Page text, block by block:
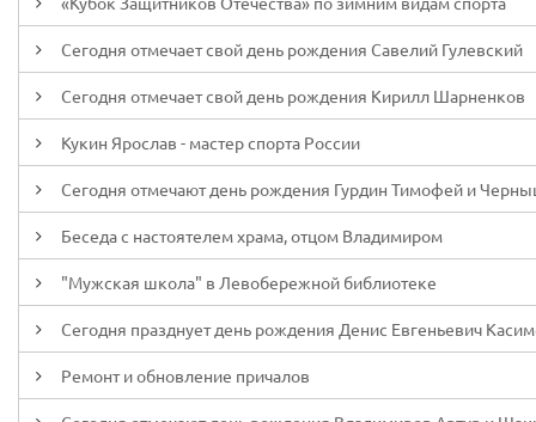
Сегодня отмечает свой день рождения Савелий Гулевский
Сегодня отмечает свой день рождения Кирилл Шарненков
Кукин Ярослав - мастер спорта России
Сегодня отмечают день рождения Гурдин Тимофей и
Беседа с настоятелем храма, отцом Владимиром
"Мужская школа" в Левобережной библиотеке
Сегодня празднует день рождения Денис Евгеньевич
Ремонт и обновление причалов